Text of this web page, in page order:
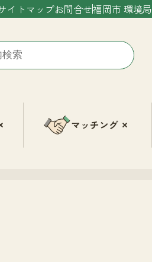
イトマップお問合せ福岡市 環境局
マッチング